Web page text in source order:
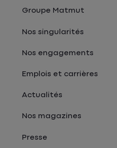
Groupe Matmut
Nos singularités
Nos engagements
Emplois et carrières
Actualités
Nos magazines
Presse